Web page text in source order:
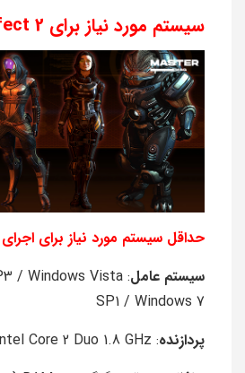
سیستم مورد نیاز برای Mass Effect 2
حداقل سیستم مورد نیاز برای اجرای Mass Effect 2:
سیستم عامل / Windows Vista
SP1 / Windows 7
پردازنده: Intel Core 2 Duo 1.8 GHz یا معادل AMD